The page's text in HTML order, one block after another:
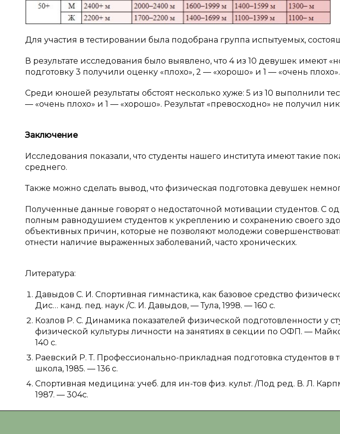
Для участия в тестировании была подобрана группа испытуемых,
В результате исследования было выявлено, что 4 из 10 девушек имеют
подготовку 3 получили оценку «плохо», 2 — «хорошо» и 1 — «очень плохо».
Среди юношей результаты обстоят несколько хуже: 5 из 10 выполнили
— «очень плохо» и 1 — «хорошо». Результат «превосходно» не получил
Заключение
Исследования показали, что студенты нашего института имеют такие
среднего.
Также можно сделать вывод, что физическая подготовка девушек
Полученные данные говорят о недостаточной мотивации студентов. С
полным равнодушием студентов к укреплению и сохранению своего
объективных причин, которые не позволяют молодежи
отнести наличие выраженных заболеваний, часто хронических.
Литература:
Давыдов С. И. Спортивная гимнастика, как базовое средство
Дис… канд. пед. наук /С. И. Давыдов, — Тула, 1998. — 160 с.
Козлов Р. С. Динамика показателей физической подготовленности у
физической культуры личности на занятиях в секции по ОФП. —
140 с.
Раевский Р. Т. Профессионально-прикладная подготовка студентов в
школа, 1985. — 136 с.
Спортивная медицина: учеб. для ин-тов физ. культ. /Под ред. В. Л.
1987. — 304с.